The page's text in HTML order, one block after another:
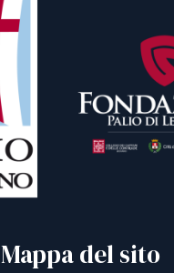
Mappa del sito